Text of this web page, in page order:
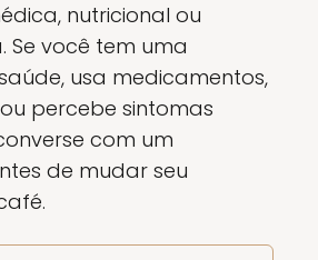
nutricional ou
Se você tem uma
usa medicamentos,
percebe sintomas
com um
de mudar seu